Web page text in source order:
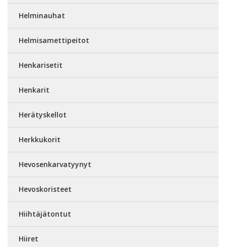
Helminauhat
Helmisamettipeitot
Henkarisetit
Henkarit
Herätyskellot
Herkkukorit
Hevosenkarvatyynyt
Hevoskoristeet
Hiihtäjätontut
Hiiret